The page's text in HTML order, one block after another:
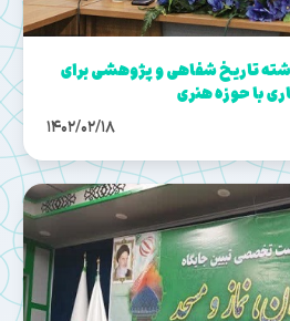
تاریخ شفاهی و پژوهشی برای
با حوزه هنری
1402/02/18